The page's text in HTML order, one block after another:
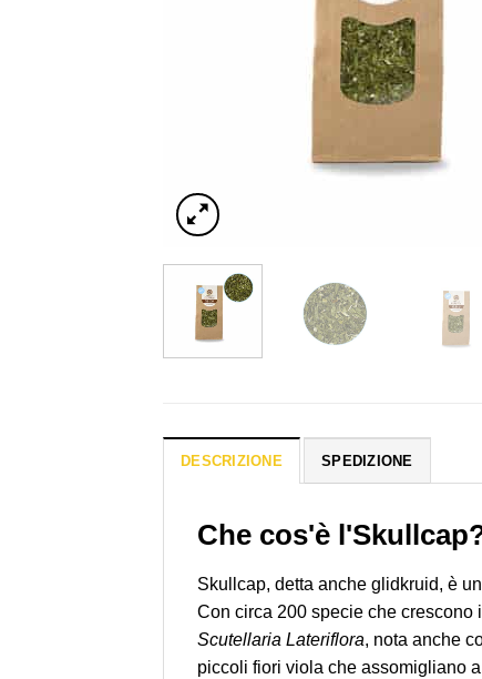
DESCRIZIONE SPEDIZIONE
Che cos'è
Skullcap, detta anche glidkruid, è
Con circa 200 specie che crescono
Scutellaria Lateriflora, nota anche
piccoli fiori viola che assomigliano